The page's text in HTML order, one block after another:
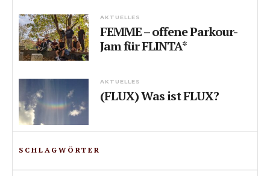
AKTUELLES
FEMME – offene Parkour-
Jam für FLINTA*
AKTUELLES
(FLUX) Was ist FLUX?
SCHLAGWÖRTER